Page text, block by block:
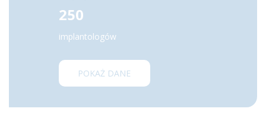
250
implantologów
POKAŻ DANE